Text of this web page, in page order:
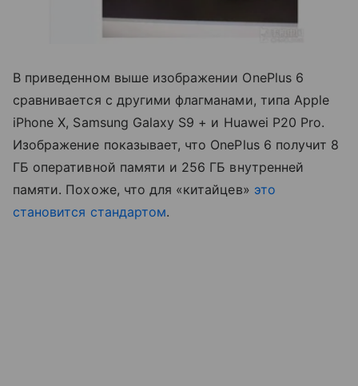
В приведенном выше изображении OnePlus 6
сравнивается с другими флагманами, типа Apple
iPhone X, Samsung Galaxy S9 + и Huawei P20 Pro.
Изображение показывает, что OnePlus 6 получит 8
ГБ оперативной памяти и 256 ГБ внутренней
памяти. Похоже, что для «китайцев» это
становится стандартом.